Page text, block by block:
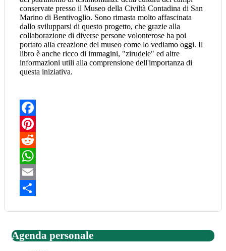
conservate presso il Museo della Civiltà Contadina di San
Marino di Bentivoglio. Sono rimasta molto affascinata
dallo svilupparsi di questo progetto, che grazie alla
collaborazione di diverse persone volonterose ha poi
portato alla creazione del museo come lo vediamo oggi. Il
libro è anche ricco di immagini, "zirudele" ed altre
informazioni utili alla comprensione dell'importanza di
questa iniziativa.
Facebook
Pinterest
Reddit
WhatsApp
Email
Agenda personale